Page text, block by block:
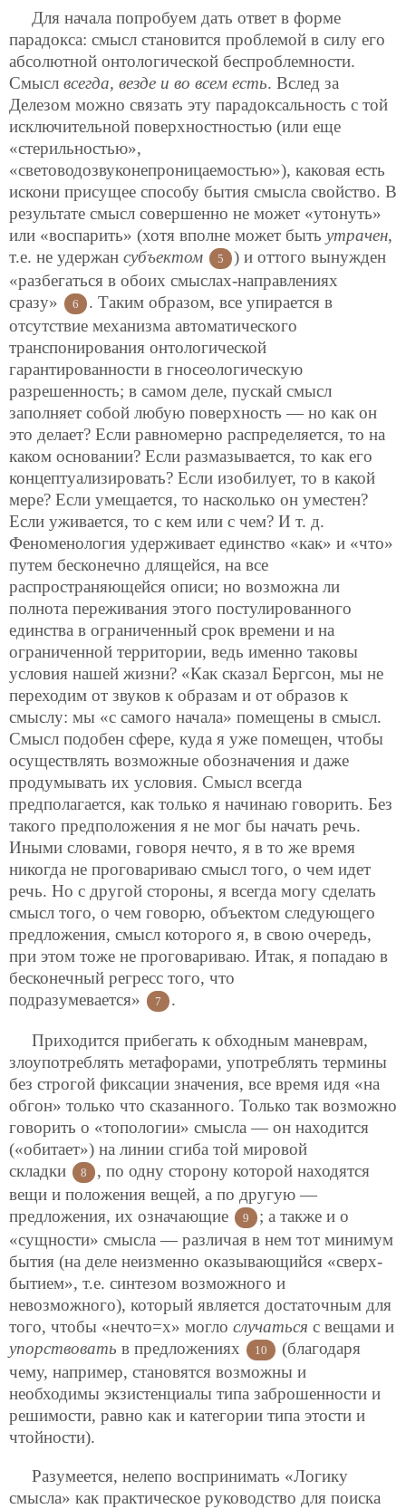
Для начала попробуем дать ответ в форме
парадокса: смысл становится проблемой в силу его
абсолютной онтологической беспроблемности.
Смысл всегда, везде и во всем есть. Вслед за
Делезом можно связать эту парадоксальность с той
исключительной поверхностностью (или еще
«стерильностью»,
«световодозвуконепроницаемостью»), каковая есть
искони присущее способу бытия смысла свойство. В
результате смысл совершенно не может «утонуть»
или «воспарить» (хотя вполне может быть утрачен,
т.е. не удержан субъектом 5
) и оттого вынужден
«разбегаться в обоих смыслах-направлениях
сразу»
6
. Таким образом, все упирается в
отсутствие механизма автоматического
транспонирования онтологической
гарантированности в гносеологическую
разрешенность; в самом деле, пускай смысл
заполняет собой любую поверхность — но как он
это делает? Если равномерно распределяется, то на
каком основании? Если размазывается, то как его
концептуализировать? Если изобилует, то в какой
мере? Если умещается, то насколько он уместен?
Если уживается, то с кем или с чем? И т. д.
Феноменология удерживает единство «как» и «что»
путем бесконечно длящейся, на все
распространяющейся описи; но возможна ли
полнота переживания этого постулированного
единства в ограниченный срок времени и на
ограниченной территории, ведь именно таковы
условия нашей жизни? «Как сказал Бергсон, мы не
переходим от звуков к образам и от образов к
смыслу: мы «с самого начала» помещены в смысл.
Смысл подобен сфере, куда я уже помещен, чтобы
осуществлять возможные обозначения и даже
продумывать их условия. Смысл всегда
предполагается, как только я начинаю говорить. Без
такого предположения я не мог бы начать речь.
Иными словами, говоря нечто, я в то же время
никогда не проговариваю смысл того, о чем идет
речь. Но с другой стороны, я всегда могу сделать
смысл того, о чем говорю, объектом следующего
предложения, смысл которого я, в свою очередь,
при этом тоже не проговариваю. Итак, я попадаю в
бесконечный регресс того, что
подразумевается»
7 .
Приходится прибегать к обходным маневрам,
злоупотреблять метафорами, употреблять термины
без строгой фиксации значения, все время идя «на
обгон» только что сказанного. Только так возможно
говорить о «топологии» смысла — он находится
(«обитает») на линии сгиба той мировой
складки
8
, по одну сторону которой находятся
вещи и положения вещей, а по другую —
предложения, их означающие
9
; а также и о
«сущности» смысла — различая в нем тот минимум
бытия (на деле неизменно оказывающийся «сверх-
бытием», т.е. синтезом возможного и
невозможного), который является достаточным для
того, чтобы «нечто=х» могло случаться с вещами и
упорствовать в предложениях 10
(благодаря
чему, например, становятся возможны и
необходимы экзистенциалы типа заброшенности и
решимости, равно как и категории типа этости и
чтойности).
Разумеется, нелепо воспринимать «Логику
смысла» как практическое руководство для поиска